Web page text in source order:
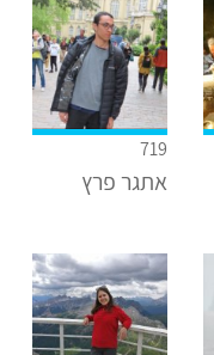
719
אתגר פרץ